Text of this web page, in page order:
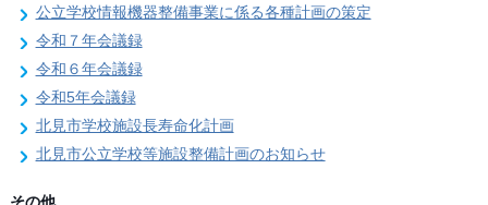
公立学校情報機器整備事業に係る各種計画の策定
令和７年会議録
令和６年会議録
令和5年会議録
北見市学校施設長寿命化計画
北見市公立学校等施設整備計画のお知らせ